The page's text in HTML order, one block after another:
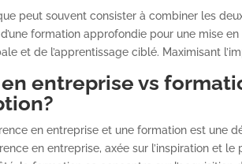
peut souvent consister à combiner les
formation approfondie pour une mise
et de l’apprentissage ciblé. Maximisant
en entreprise vs
en entreprise et une formation est une
en entreprise, axée sur l’inspiration et